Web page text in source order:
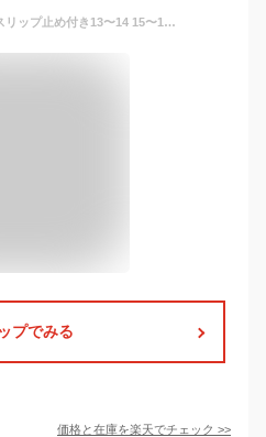
子供足袋 黒 紺 グレー 底スリップ止め付き13〜14 15〜16 17〜18 19〜20 21〜22cm七五三 着物 3歳 7歳 5歳
プでみる
価格と在庫を楽天でチェック >>